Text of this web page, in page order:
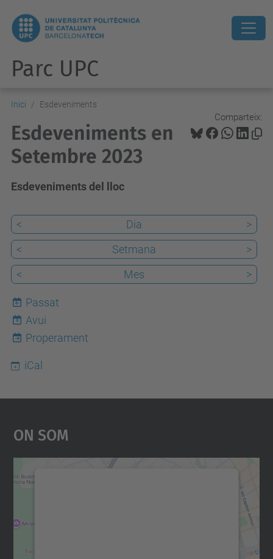
Parc UPC
Inici Esdeveniments
Comparteix:
Esdeveniments en
Setembre 2023
Esdeveniments del lloc
< Dia
>
<
Setmana
>
<
Mes >
Passat
9
Avui
Properament
iCal
On Som